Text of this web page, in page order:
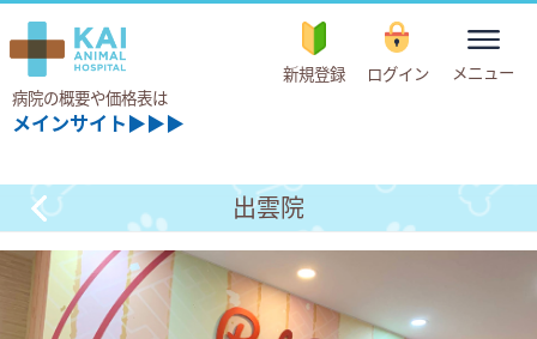
新規登録 ログイン
toggle
メニュー
病院の概要や価格表は
メインサイト▶▶▶
出雲院